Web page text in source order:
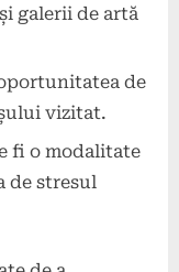
galerii de artă
de
vizitat.
fi o modalitate
de stresul